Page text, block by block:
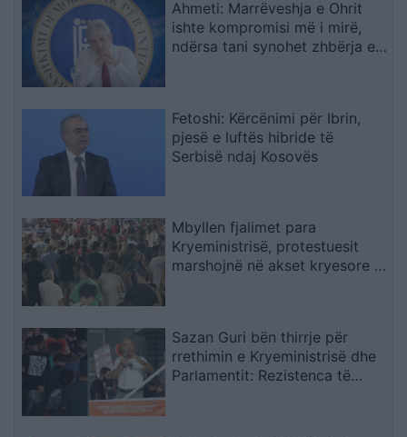
Ahmeti: Marrëveshja e Ohrit
ishte kompromisi më i mirë,
ndërsa tani synohet zhbërja e
Fetoshi: Kërcënimi për Ibrin,
pjesë e luftës hibride të
Serbisë ndaj Kosovës
Mbyllen fjalimet para
Kryeministrisë, protestuesit
marshojnë në akset kryesore të
Sazan Guri bën thirrje për
rrethimin e Kryeministrisë dhe
Parlamentit: Rezistenca të